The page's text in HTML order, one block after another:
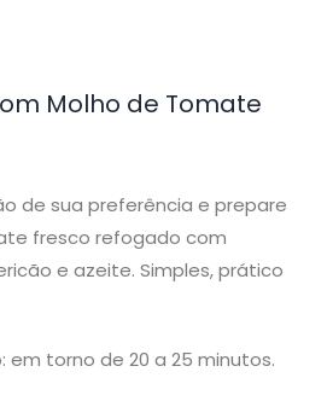
Molho de Tomate
de sua preferência e prepare
fresco refogado com
e azeite. Simples, prático
em torno de 20 a 25 minutos.